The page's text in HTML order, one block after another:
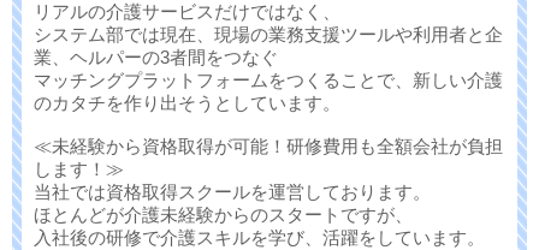
リアルの介護サービスだけではなく、
システム部では現在、現場の業務支援ツールや利用者と企
業、ヘルパーの3者間をつなぐ
マッチングプラットフォームをつくることで、新しい介護
のカタチを作り出そうとしています。
≪未経験から資格取得が可能！研修費用も全額会社が負担
します！≫
当社では資格取得スクールを運営しております。
ほとんどが介護未経験からのスタートですが、
入社後の研修で介護スキルを学び、活躍をしています。